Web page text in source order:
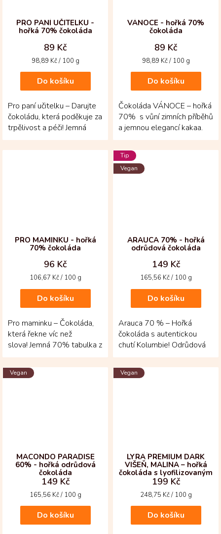
PRO PANÍ UČITELKU -
hořká 70% čokoláda
89 Kč
Měrná
98,89 Kč / 100 g
Do košíku
Pro paní učitelku – Darujte
čokoládu, která poděkuje za
trpělivost a péči! Jemná
70% tabulka z Kolumbie je
vyrobená z...
VÁNOCE - hořká 70%
čokoláda
89 Kč
Měrná
98,89 Kč / 100 g
Do košíku
Čokoláda VÁNOCE – hořká
70% s vůní zimních příběhů
a jemnou elegancí kakaa.
Vánoční tabulka z
kolumbijských...
PRO MAMINKU - hořká
70% čokoláda
96 Kč
Měrná
106,67 Kč / 100 g
Do košíku
Pro maminku – Čokoláda,
která řekne víc než
slova! Jemná 70% tabulka z
Kolumbie je vyrobená z
kakaové hmoty,...
Tip
Vegan
ARAUCA 70% - hořká
odrůdová čokoláda
149 Kč
Měrná
165,56 Kč / 100 g
Do košíku
Arauca 70 % – Hořká
čokoláda s autentickou
chutí Kolumbie! Odrůdová
tabulka z oblasti Arauca
využívá kakaové boby...
Vegan
MACONDO PARADISE
60% - hořká odrůdová
čokoláda
149 Kč
Měrná
165,56 Kč / 100 g
Do košíku
Vegan
LYRA PREMIUM DARK
VIŠEŇ, MALINA – hořká
čokoláda s lyofilizovaným
ovocem
199 Kč
Měrná
248,75 Kč / 100 g
Do košíku